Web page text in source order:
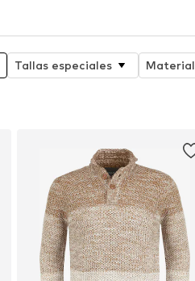
Tallas especiales Material